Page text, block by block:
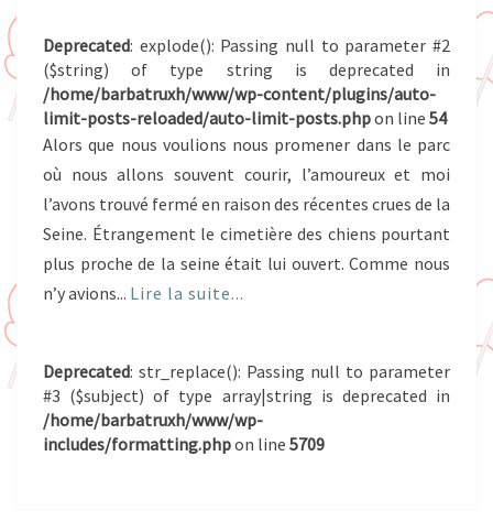
Deprecated: explode(): Passing null to parameter #2
($string) of type string is deprecated in
/home/barbatruxh/www/wp-content/plugins/auto-
limit-posts-reloaded/auto-limit-posts.phpon line 54
Alors que nous voulions nous promener dans le parc
où nous allons souvent courir, l’amoureux et moi
l’avons trouvé fermé en raison des récentes crues de la
Seine. Étrangement le cimetière des chiens pourtant
plus proche de la seine était lui ouvert. Comme nous
n’y avions... Lire la suite...
Deprecated: str_replace(): Passing null to parameter
#3 ($subject) of type array|string is deprecated in
/home/barbatruxh/www/wp-
includes/formatting.phpon line 5709